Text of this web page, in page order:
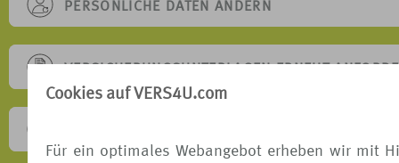
Cookies auf VERS4U.com
Für ein optimales Webangebot erheben wir mit
PERSÖNLICHE DATEN ÄNDERN